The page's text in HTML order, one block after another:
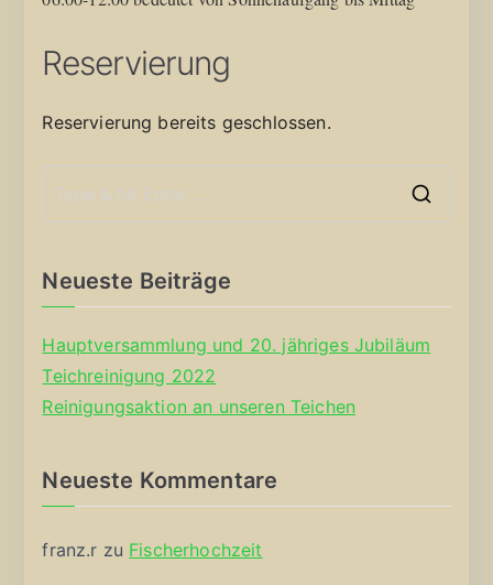
Reservierung
Reservierung bereits geschlossen.
Neueste Beiträge
Hauptversammlung und 20. jähriges Jubiläum
Teichreinigung 2022
Reinigungsaktion an unseren Teichen
Neueste Kommentare
franz.r zu Fischerhochzeit